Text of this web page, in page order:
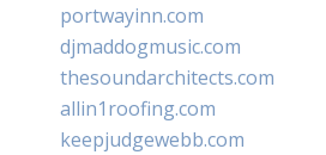
portwayinn.com
djmaddogmusic.com
thesoundarchitects.com
allin1roofing.com
keepjudgewebb.com